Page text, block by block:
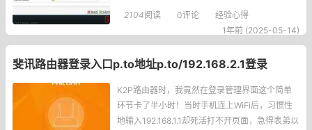
端口映射居然失效了！看着SSH客户端反复显示
的Connectiontimeout提示，我对着屏幕陷入了
2104阅读 0评论
经验心得
1年前 (2025-05-14)
斐讯路由器登录入口p.to地址p.to/192.168.2.1登录
K2P路由器时，我竟然在登录管理界面这个简单
环节卡了半小时！当时手机连上WiFi后，习惯性
地输入192.168.1.1却死活打不开页面，急得表弟以